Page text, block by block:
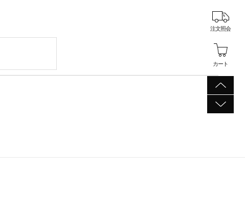
注文照会
カート